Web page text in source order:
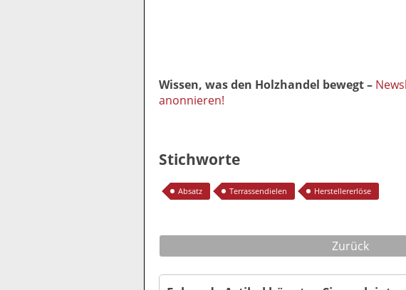
Wissen, was den Holzhandel bewegt –
anonnieren!
Stichworte
Absatz Terrassendielen Herstellererlöse
Zurück